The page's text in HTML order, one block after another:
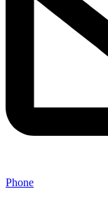
Phone